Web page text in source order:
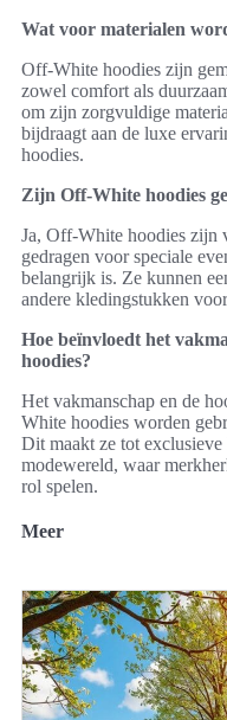
Wat voor materialen
Off-White hoodies zijn
zowel comfort als
om zijn zorgvuldige
bijdraagt aan de luxe
hoodies.
Zijn Off-White hoodies
Ja, Off-White hoodies zijn
gedragen voor speciale
belangrijk is. Ze kunnen
andere kledingstukken
Hoe beïnvloedt het
hoodies?
Het vakmanschap en de
White hoodies worden
Dit maakt ze tot
modewereld, waar
rol spelen.
Meer